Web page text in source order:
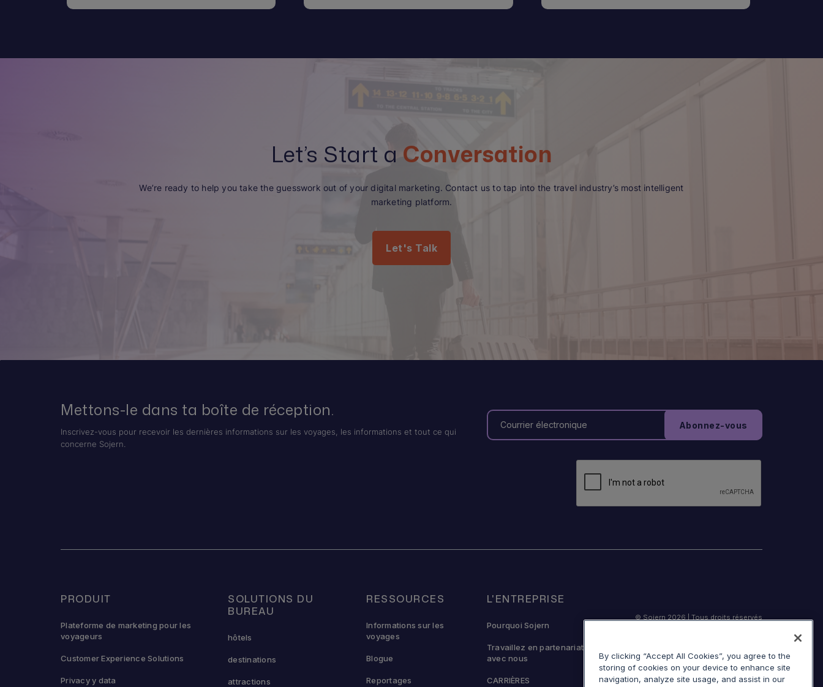
Let’s Start a Conversation
We’re ready to help you take the guesswork out of your digital marketing. Contact us to tap into the travel industry’s most intelligent
marketing platform.
Let's Talk
Mettons-le dans ta boîte de réception.
Inscrivez-vous pour recevoir les dernières informations sur les voyages, les informations et tout ce qui
concerne Sojern.
PRODUIT
Plateforme de marketing pour les
voyageurs
Customer Experience Solutions
Privacy y data
SOLUTIONS DU
BUREAU
hôtels
destinations
attractions
RESSOURCES
Informations sur les
voyages
Blogue
Reportages
L'ENTREPRISE
Pourquoi Sojern
Travaillez en partenariat
avec nous
CARRIÈRES
© Sojern 2026 | Tous droits réservés
Service Modalités
By clicking “Accept All Cookies”, you agree to the
storing of cookies on your device to enhance site
navigation, analyze site usage, and assist in our